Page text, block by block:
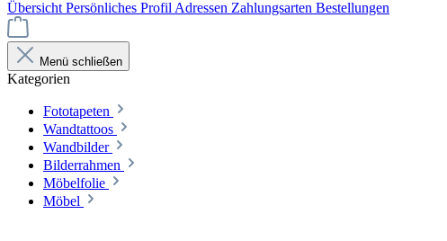
Übersicht Persönliches Profil Adressen Zahlungsarten Bestellungen
Menü schließen
Kategorien
Fototapeten
Wandtattoos
Wandbilder
Bilderrahmen
Möbelfolie
Möbel